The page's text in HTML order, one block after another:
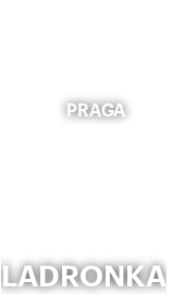
PRAGA
LADRONKA